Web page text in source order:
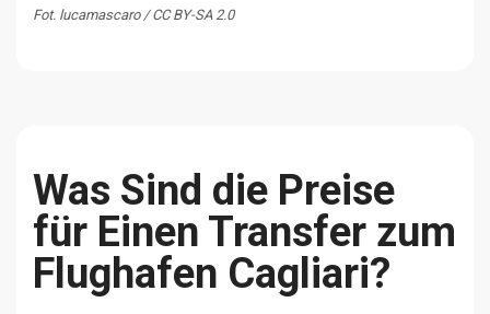
Fot. lucamascaro / CC BY-SA 2.0
Was Sind die Preise
für Einen Transfer zum
Flughafen Cagliari?